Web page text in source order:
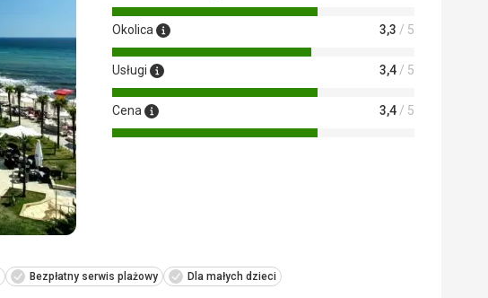
Okolica 3,3 / 5
Usługi 3,4/ 5
Cena 3,4/ 5
Bezpłatny serwis plażowy Dla małych dzieci